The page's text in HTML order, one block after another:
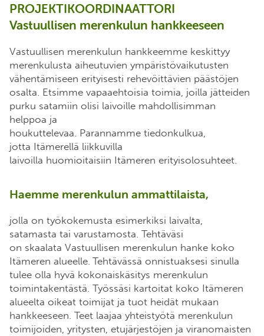
PROJEKTIKOORDINAATTORI
Vastuullisen merenkulun hankkeeseen
Vastuullisen merenkulun hankkeemme keskittyy
merenkulusta aiheutuvien ympäristövaikutusten
vähentämiseen erityisesti rehevöittävien päästöjen
osalta. Etsimme vapaaehtoisia toimia, joilla jätteiden
purku satamiin olisi laivoille mahdollisimman
helppoa ja
houkuttelevaa. Parannamme tiedonkulkua,
jotta Itämerellä liikkuvilla
laivoilla huomioitaisiin Itämeren erityisolosuhteet.
Haemme merenkulun ammattilaista,
jolla on työkokemusta esimerkiksi laivalta,
satamasta tai varustamosta. Tehtäväsi
on skaalata Vastuullisen merenkulun hanke koko
Itämeren alueelle. Tehtävässä onnistuaksesi sinulla
tulee olla hyvä kokonaiskäsitys merenkulun
toimintakentästä. Työssäsi kartoitat koko Itämeren
alueelta oikeat toimijat ja tuot heidät mukaan
hankkeeseen. Teet laajaa yhteistyötä merenkulun
toimijoiden, yritysten, etujärjestöjen ja viranomaisten